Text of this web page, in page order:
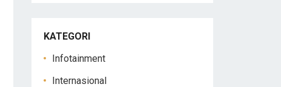
KATEGORI
Infotainment
Internasional